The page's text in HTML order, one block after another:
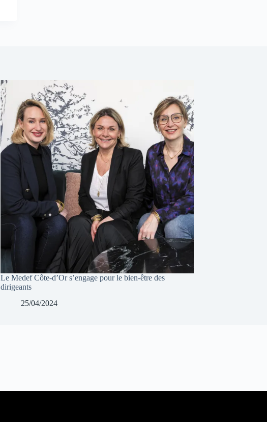
Le Medef Côte-d’Or s’engage pour le bien-être des
dirigeants
25/04/2024